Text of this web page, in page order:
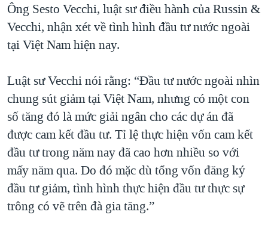
Ông Sesto Vecchi, luật sư điều hành của Russin &
Vecchi, nhận xét về tình hình đầu tư nước ngoài
tại Việt Nam hiện nay.
Luật sư Vecchi nói rằng: “Đầu tư nước ngoài nhìn
chung sút giảm tại Việt Nam, nhưng có một con
số tăng đó là mức giải ngân cho các dự án đã
được cam kết đầu tư. Tỉ lệ thực hiện vốn cam kết
đầu tư trong năm nay đã cao hơn nhiều so với
mấy năm qua. Do đó mặc dù tổng vốn đăng ký
đầu tư giảm, tình hình thực hiện đầu tư thực sự
trông có vẽ trên đà gia tăng.”